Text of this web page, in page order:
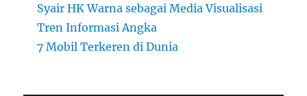
Syair HK Warna sebagai Media Visualisasi
Tren Informasi Angka
7 Mobil Terkeren di Dunia